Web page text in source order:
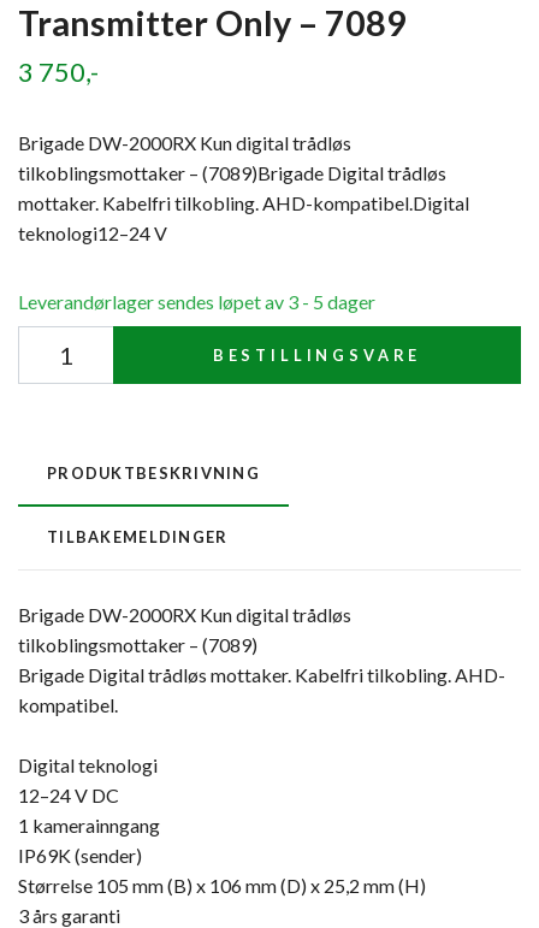
Transmitter Only – 7089
3 750,-
Brigade DW-2000RX Kun digital trådløs
tilkoblingsmottaker – (7089)Brigade Digital trådløs
mottaker. Kabelfri tilkobling. AHD-kompatibel.Digital
teknologi12–24 V
Leverandørlager sendes løpet av 3 - 5 dager
BESTILLINGSVARE
PRODUKTBESKRIVNING
TILBAKEMELDINGER
Brigade DW-2000RX Kun digital trådløs
tilkoblingsmottaker – (7089)
Brigade Digital trådløs mottaker. Kabelfri tilkobling. AHD-
kompatibel.
Digital teknologi
12–24 V DC
1 kamerainngang
IP69K (sender)
Størrelse 105 mm (B) x 106 mm (D) x 25,2 mm (H)
3 års garanti